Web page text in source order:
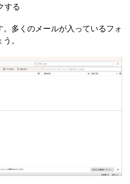
する
。多くのメールが入っているフォ
。